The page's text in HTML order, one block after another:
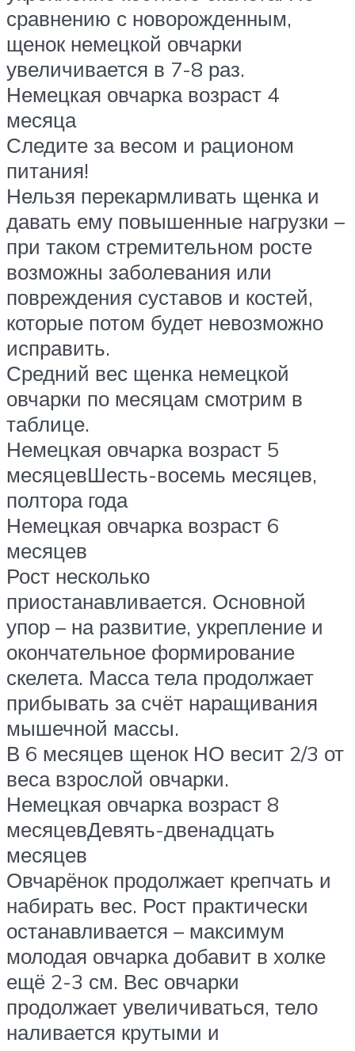
сравнению с новорожденным,
щенок немецкой овчарки
увеличивается в 7-8 раз.
Немецкая овчарка возраст 4
месяца
Следите за весом и рационом
питания!
Нельзя перекармливать щенка и
давать ему повышенные нагрузки –
при таком стремительном росте
возможны заболевания или
повреждения суставов и костей,
которые потом будет невозможно
исправить.
Средний вес щенка немецкой
овчарки по месяцам смотрим в
таблице.
Немецкая овчарка возраст 5
месяцевШесть-восемь месяцев,
полтора года
Немецкая овчарка возраст 6
месяцев
Рост несколько
приостанавливается. Основной
упор – на развитие, укрепление и
окончательное формирование
скелета. Масса тела продолжает
прибывать за счёт наращивания
мышечной массы.
В 6 месяцев щенок НО весит 2/3 от
веса взрослой овчарки.
Немецкая овчарка возраст 8
месяцевДевять-двенадцать
месяцев
Овчарёнок продолжает крепчать и
набирать вес. Рост практически
останавливается – максимум
молодая овчарка добавит в холке
ещё 2-3 см. Вес овчарки
продолжает увеличиваться, тело
наливается крутыми и